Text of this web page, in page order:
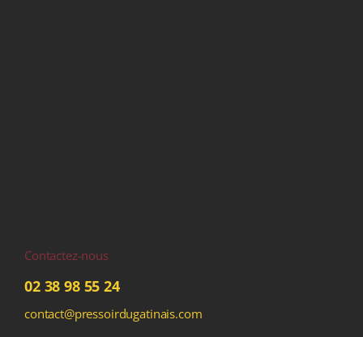
Contactez-nous
02 38 98 55 24
contact@pressoirdugatinais.com